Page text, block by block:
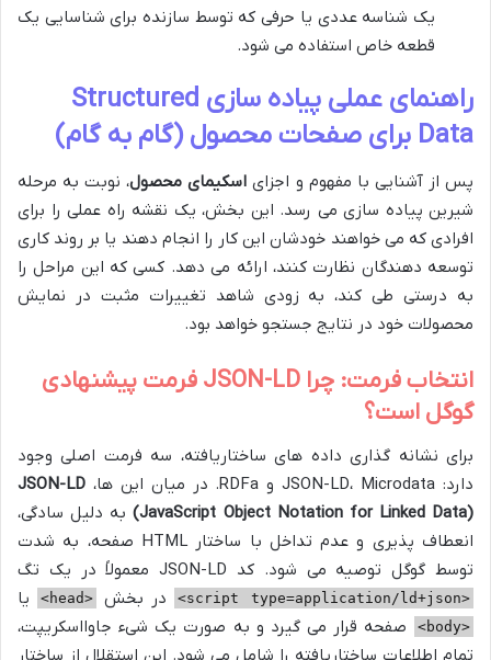
یک شناسه عددی یا حرفی که توسط سازنده برای شناسایی یک
قطعه خاص استفاده می شود.
راهنمای عملی پیاده سازی Structured
Data برای صفحات محصول (گام به گام)
پس از آشنایی با مفهوم و اجزای اسکیمای محصول، نوبت به مرحله
شیرین پیاده سازی می رسد. این بخش، یک نقشه راه عملی را برای
افرادی که می خواهند خودشان این کار را انجام دهند یا بر روند کاری
توسعه دهندگان نظارت کنند، ارائه می دهد. کسی که این مراحل را
به درستی طی کند، به زودی شاهد تغییرات مثبت در نمایش
محصولات خود در نتایج جستجو خواهد بود.
انتخاب فرمت: چرا JSON-LD فرمت پیشنهادی
گوگل است؟
برای نشانه گذاری داده های ساختاریافته، سه فرمت اصلی وجود
دارد: JSON-LD، Microdata و RDFa. در میان این ها،
JSON-LD
(JavaScript Object Notation for Linked Data)به دلیل سادگی،
انعطاف پذیری و عدم تداخل با ساختار HTML صفحه، به شدت
توسط گوگل توصیه می شود. کد JSON-LD معمولاً در یک تگ
<script type=application/ld+json> در بخش <head> یا
<body>
صفحه قرار می گیرد و به صورت یک شیء جاوااسکریپت،